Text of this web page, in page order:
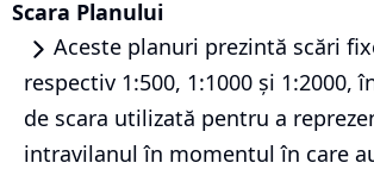
Scara Planului
Aceste planuri prezintă scări
respectiv 1:500, 1:1000 și 1:2000,
de scara utilizată pentru a
intravilanul în momentul în care